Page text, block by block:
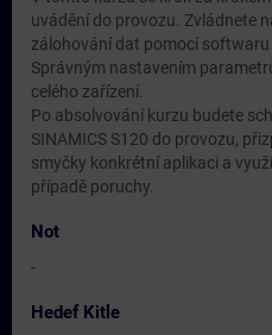
uvádění do provozu. Zvládnete
zálohování dat pomocí softwaru
Správným nastavením
celého zařízení.
Po absolvování kurzu budete
SINAMICS S120 do provozu,
smyčky konkrétní aplikaci a
případě poruchy.
Not
-
Hedef Kitle